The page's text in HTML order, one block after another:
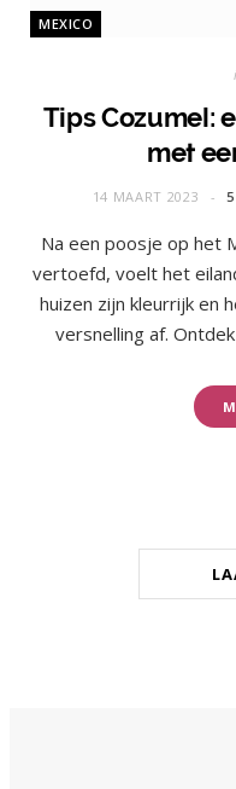
MEXICO
Tips Cozumel:
met
14 MAART 2023
Na een poosje op het
vertoefd, voelt het
huizen zijn kleurrijk en
versnelling af.